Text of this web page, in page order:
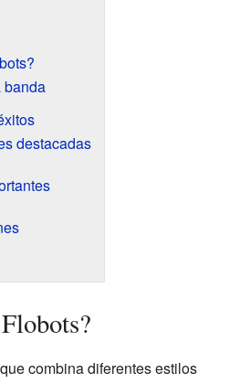
banda
destacadas
combina diferentes estilos